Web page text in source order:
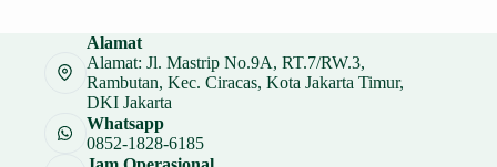
Alamat
Alamat: Jl. Mastrip No.9A, RT.7/RW.3,
Rambutan, Kec. Ciracas, Kota Jakarta Timur,
DKI Jakarta
Whatsapp
0852-1828-6185